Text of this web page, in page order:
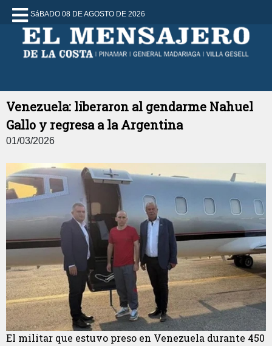
SáBADO 08 DE AGOSTO DE 2026
Venezuela: liberaron al gendarme Nahuel
Gallo y regresa a la Argentina
01/03/2026
El militar que estuvo preso en Venezuela durante 450